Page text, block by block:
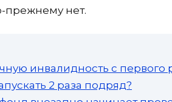
прежнему нет.
инвалидность с первого
2 раза подряд?